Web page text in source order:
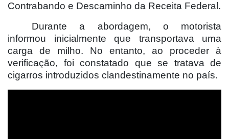
Contrabando e Descaminho da Receita Federal.
Durante a abordagem, o motorista
informou inicialmente que transportava uma
carga de milho. No entanto, ao proceder à
verificação, foi constatado que se tratava de
cigarros introduzidos clandestinamente no país.